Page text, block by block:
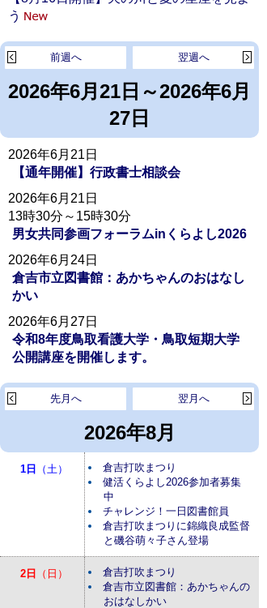
う
2026年6月21日～2026年6月
27日
翌週へ
前週へ
2026年6月21日
【通年開催】行政書士相談会
2026年6月21日
13時30分～15時30分
男女共同参画フォーラムinくらよし2026
2026年6月24日
倉吉市立図書館：あかちゃんのおはなし
かい
2026年6月27日
令和8年度鳥取看護大学・鳥取短期大学
公開講座を開催します。
2026年8月
翌月へ
先月へ
1日 （土）
倉吉打吹まつり
健活くらよし2026参加者募集
中
チャレンジ！一日図書館員
倉吉打吹まつりに錦織良成監督
と磯谷萌々子さん登場
2日 （日）
倉吉打吹まつり
倉吉市立図書館：あかちゃんの
おはなしかい